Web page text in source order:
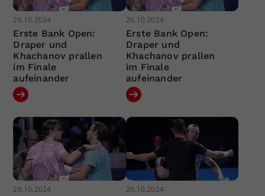
26.10.2024
Erste Bank Open:
Draper und
Khachanov prallen
im Finale
aufeinander
26.10.2024
Erste Bank Open:
Draper und
Khachanov prallen
im Finale
aufeinander
26.10.2024 26.10.2024